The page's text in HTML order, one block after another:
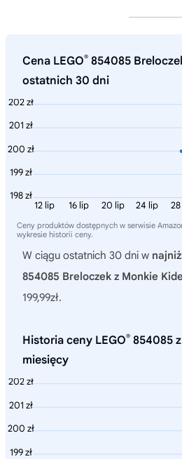
Cena LEGO® 854085
ostatnich 30 dni
202 zł
201 zł
200 zł
199 zł
198 zł
24 lip
20 lip
16 lip
12 lip
Ceny produktów dostępnych w serwisie
wykresie historii ceny.
W ciągu ostatnich 30 dni w
854085 Breloczek z Monkie
199,99zł.
Historia ceny LEGO® 854085
miesięcy
202 zł
201 zł
200 zł
199 zł